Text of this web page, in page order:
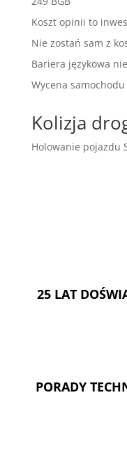
Koszt opinii to
Nie zostań sam z
Bariera językowa
Wycena
Kolizja
Holowanie pojazdu
25 LAT
PORADY